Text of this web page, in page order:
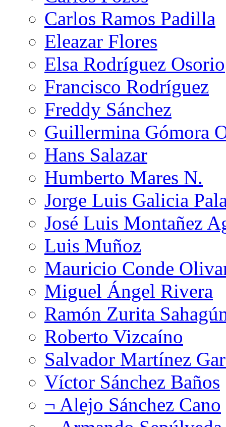
Carlos Ramos Padilla
Eleazar Flores
Elsa Rodríguez Osorio
Francisco Rodríguez
Freddy Sánchez
Guillermina Gómora
Hans Salazar
Humberto Mares N.
Jorge Luis Galicia
José Luis Montañez
Luis Muñoz
Mauricio Conde
Miguel Ángel Rivera
Ramón Zurita
Roberto Vizcaíno
Salvador Martínez
Víctor Sánchez Baños
¬ Alejo Sánchez Cano